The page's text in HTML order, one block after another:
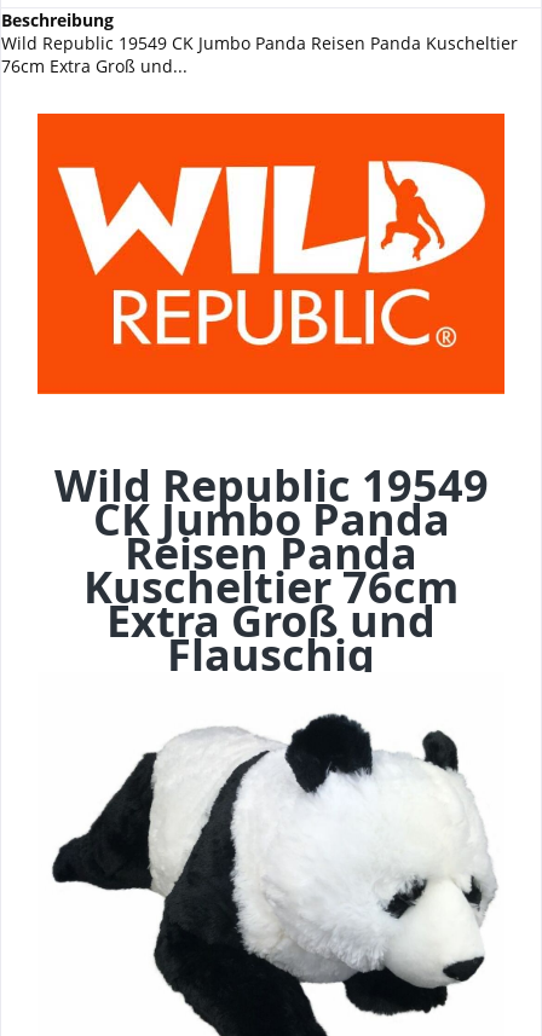
Beschreibung
Wild Republic 19549 CK Jumbo Panda Reisen Panda Kuscheltier
76cm Extra Groß und...
Wild Republic 19549
CK Jumbo Panda
Reisen Panda
Kuscheltier 76cm
Extra Groß und
Flauschig